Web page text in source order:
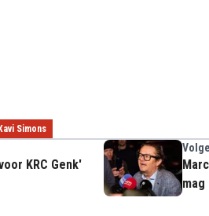
Simons
KRC Genk'